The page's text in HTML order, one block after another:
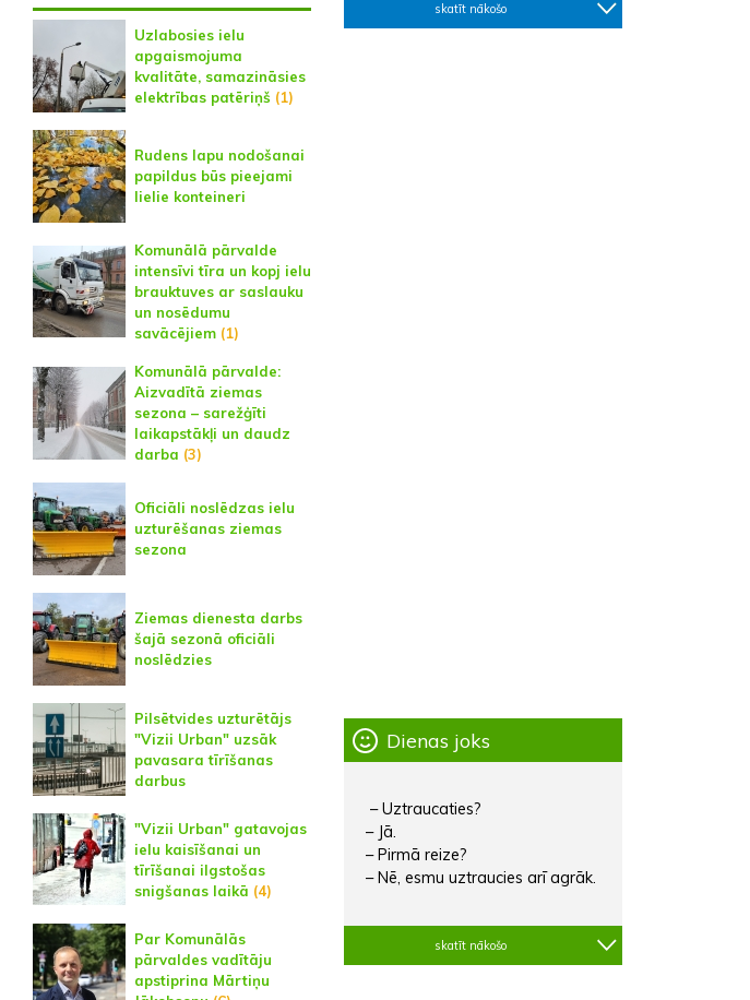
Uzlabosies ielu
apgaismojuma
kvalitāte, samazināsies
elektrības patēriņš (1)
Rudens lapu nodošanai
papildus būs pieejami
lielie konteineri
Komunālā pārvalde
intensīvi tīra un kopj ielu
brauktuves ar saslauku
un nosēdumu
savācējiem(1)
Komunālā pārvalde:
Aizvadītā ziemas
sezona – sarežģīti
laikapstākļi un daudz
darba (3)
Oficiāli noslēdzas ielu
uzturēšanas ziemas
sezona
Ziemas dienesta darbs
šajā sezonā oficiāli
noslēdzies
Pilsētvides uzturētājs
"Vizii Urban" uzsāk
pavasara tīrīšanas
darbus
"Vizii Urban" gatavojas
ielu kaisīšanai un
tīrīšanai ilgstošas
snigšanas laikā (4)
Par Komunālās
pārvaldes vadītāju
apstiprina Mārtiņu
skatīt nākošo
Dienas joks
– Uztraucaties?
– Jā.
– Pirmā reize?
– Nē, esmu uztraucies arī agrāk.
skatīt nākošo